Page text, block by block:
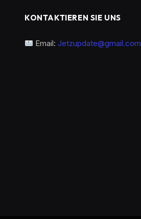
KONTAKTIEREN SIE UNS
Email:Jetzupdate@gmail.com